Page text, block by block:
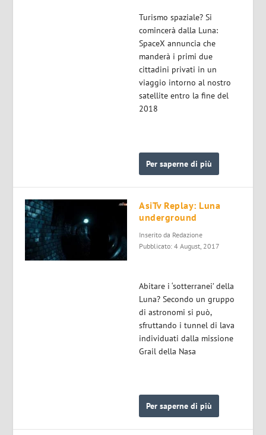
Turismo spaziale? Si
comincerà dalla Luna:
SpaceX annuncia che
manderà i primi due
cittadini privati in un
viaggio intorno al nostro
satellite entro la fine del
2018
Per saperne di più
AsiTv Replay: Luna
underground
Inserito da Redazione
Pubblicato: 4 August, 2017
Abitare i ‘sotterranei’ della
Luna? Secondo un gruppo
di astronomi si può,
sfruttando i tunnel di lava
individuati dalla missione
Grail della Nasa
Per saperne di più